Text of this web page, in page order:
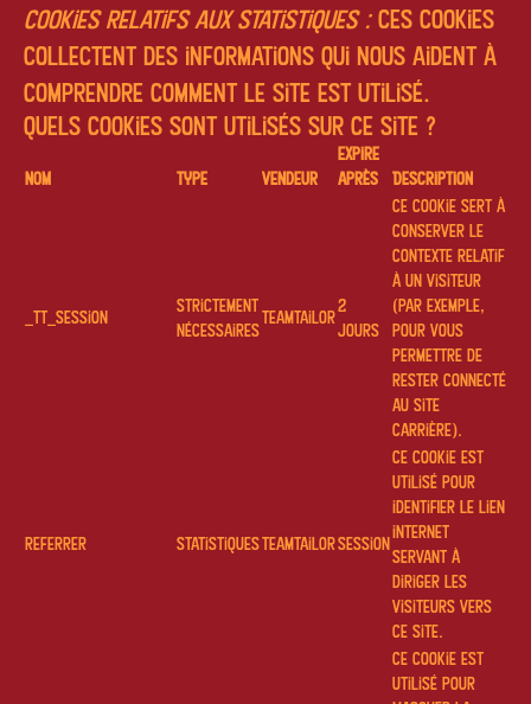
Cookies relatifs aux statistiques :Ces cookies
collectent des informations qui nous aident à
comprendre comment le site est utilisé.
Quels cookies sont utilisés sur ce site ?
Nom Type Vendeur
Expire
après
Description
_tt_session
Strictement
nécessaires
Teamtailor
2
jours
Ce cookie sert à
conserver le
contexte relatif
à un visiteur
(par exemple,
pour vous
permettre de
rester connecté
au site
carrière).
referrer StatistiquesTeamtailorSession
Ce cookie est
utilisé pour
identifier le lien
internet
servant à
diriger les
visiteurs vers
ce site.
Ce cookie est
utilisé pour